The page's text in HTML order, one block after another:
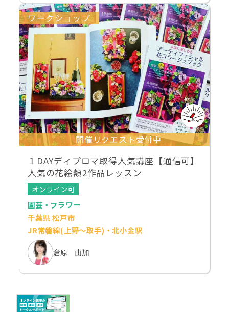
ワークショップ
開催リクエスト受付中
１DAYディプロマ取得人気講座【通信可】
人気の花絵額2作品レッスン
オンライン可
園芸・フラワー
千葉県 松戸市
JR常磐線(上野～取手)・北小金駅
倉原 由加